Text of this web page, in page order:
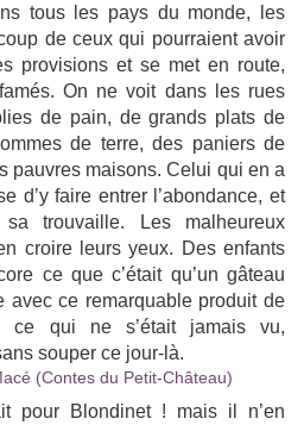
tous les pays du monde, les
de ceux qui pourraient avoir
provisions et se met en route,
On ne voit dans les rues
de pain, de grands plats de
de terre, des paniers de
pauvres maisons. Celui qui en a
d’y faire entrer l’abondance, et
trouvaille. Les malheureux
croire leurs yeux. Des enfants
ce que c’était qu’un gâteau
avec ce remarquable produit de
ce qui ne s’était jamais vu,
souper ce jour-là.
pour Blondinet ! maisil n’en